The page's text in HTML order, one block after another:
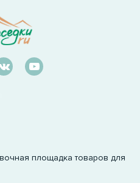
площадка товаров для